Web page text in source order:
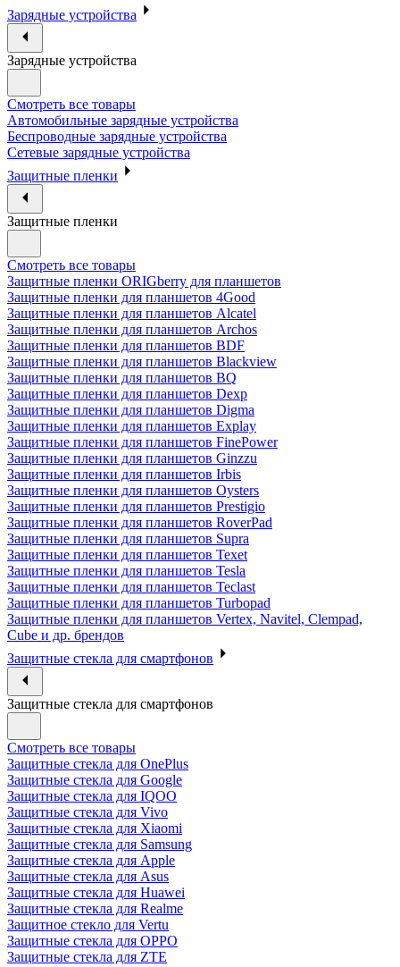
Зарядные устройства
Зарядные устройства
Смотреть все товары
Автомобильные зарядные устройства
Беспроводные зарядные устройства
Сетевые зарядные устройства
Защитные пленки
Защитные пленки
Смотреть все товары
Защитные пленки ORIGberry для планшетов
Защитные пленки для планшетов 4Good
Защитные пленки для планшетов Alcatel
Защитные пленки для планшетов Archos
Защитные пленки для планшетов BDF
Защитные пленки для планшетов Blackview
Защитные пленки для планшетов BQ
Защитные пленки для планшетов Dexp
Защитные пленки для планшетов Digma
Защитные пленки для планшетов Explay
Защитные пленки для планшетов FinePower
Защитные пленки для планшетов Ginzzu
Защитные пленки для планшетов Irbis
Защитные пленки для планшетов Oysters
Защитные пленки для планшетов Prestigio
Защитные пленки для планшетов RoverPad
Защитные пленки для планшетов Supra
Защитные пленки для планшетов Texet
Защитные пленки для планшетов Tesla
Защитные пленки для планшетов Teclast
Защитные пленки для планшетов Turbopad
Защитные пленки для планшетов Vertex, Navitel, Clempad,
Cube и др. брендов
Защитные стекла для смартфонов
Защитные стекла для смартфонов
Смотреть все товары
Защитные стекла для OnePlus
Защитные стекла для Google
Защитные стекла для IQOO
Защитные стекла для Vivo
Защитные стекла для Xiaomi
Защитные стекла для Samsung
Защитные стекла для Apple
Защитные стекла для Asus
Защитные стекла для Huawei
Защитные стекла для Realme
Защитное стекло для Vertu
Защитные стекла для OPPO
Защитные стекла для ZTE